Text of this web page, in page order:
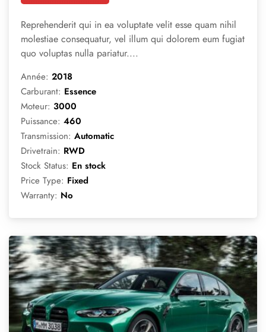
Booking
Reprehenderit qui in ea voluptate velit esse quam nihil
molestiae consequatur, vel illum qui dolorem eum fugiat
quo voluptas nulla pariatur....
Année: 2018
Carburant: Essence
Moteur: 3000
Puissance: 460
Transmission: Automatic
Drivetrain: RWD
Stock Status: En stock
Price Type: Fixed
Warranty: No